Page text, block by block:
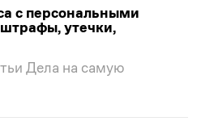
с персональными
утечки,
Дела на самую